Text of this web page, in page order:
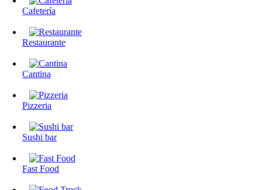
Cafetería
Restaurante
Cantina
Pizzeria
Sushi bar
Fast Food